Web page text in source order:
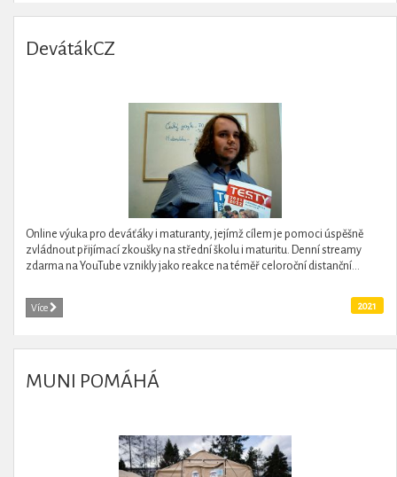
DevátákCZ
Online výuka pro deváťáky i maturanty, jejímž cílem je pomoci úspěšně
zvládnout přijímací zkoušky na střední školu i maturitu. Denní streamy
zdarma na YouTube vznikly jako reakce na téměř celoroční distanční...
Více 2021
MUNI POMÁHÁ